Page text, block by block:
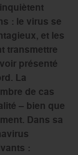
: le virus se
et les
transmettre
présenté
La
de cas
– bien que
Dans sa
: